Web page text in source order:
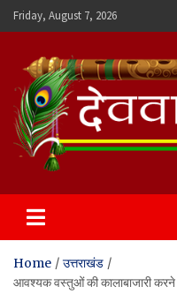
Skip
to
Friday, August 7, 2026
Devvani
Home
उत्तराखंड
आवश्यक वस्तुओं की कालाबाजारी करने